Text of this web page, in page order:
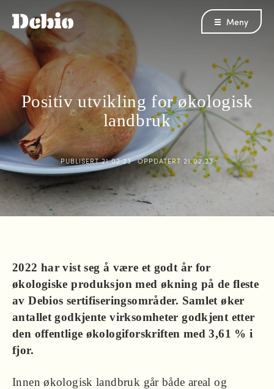
Positiv utvikling for økologisk
landbruk
PUBLISERT21.02.23 OPPDATERT 21.02.23
2022 har vist seg å være et godt år for
økologiske produksjon med økning på de fleste
av Debios sertifiseringsområder. Samlet øker
antallet godkjente virksomheter godkjent etter
den offentlige økologiforskriften med 3,61 % i
fjor.
Innen økologisk landbruk går både areal og
Meny